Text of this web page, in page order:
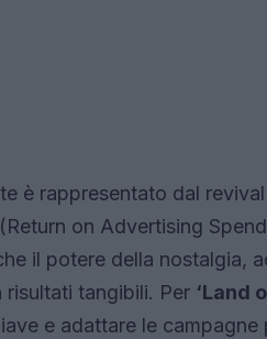
è rappresentato dal
(Return on Advertising
il potere della nostalgia,
tangibili. Per ‘Land
e adattare le